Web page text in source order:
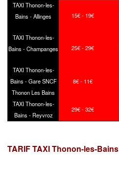
TAXI Thonon-les-
Bains - Allinges
15€ - 19€
TAXI Thonon-les-
Bains - Champanges
25€ - 29€
TAXI Thonon-les-
Bains - Gare SNCF
Thonon Les Bains
8€ - 11€
TAXI Thonon-les-
Bains - Reyvroz
29€ - 32€
TARIF TAXI Thonon-les-Bains